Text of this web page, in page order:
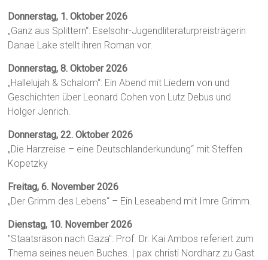
Donnerstag, 1. Oktober 2026
„Ganz aus Splittern“: Eselsohr-Jugendliteraturpreisträgerin
Danae Lake stellt ihren Roman vor.
Donnerstag, 8. Oktober 2026
„Hallelujah & Schalom“: Ein Abend mit Liedern von und
Geschichten über Leonard Cohen von Lutz Debus und
Holger Jenrich.
Donnerstag, 22. Oktober 2026
„Die Harzreise – eine Deutschlanderkundung“ mit Steffen
Kopetzky
Freitag, 6. November 2026
„Der Grimm des Lebens“ – Ein Leseabend mit Imre Grimm.
Dienstag, 10. November 2026
"Staatsräson nach Gaza": Prof. Dr. Kai Ambos referiert zum
Thema seines neuen Buches. | pax christi Nordharz zu Gast